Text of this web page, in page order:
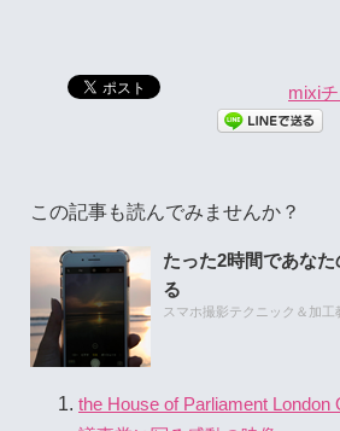
mixi
この記事も読んでみませんか？
たった2時間であな
る
スマホ撮影テクニック＆加
the House of Parliament